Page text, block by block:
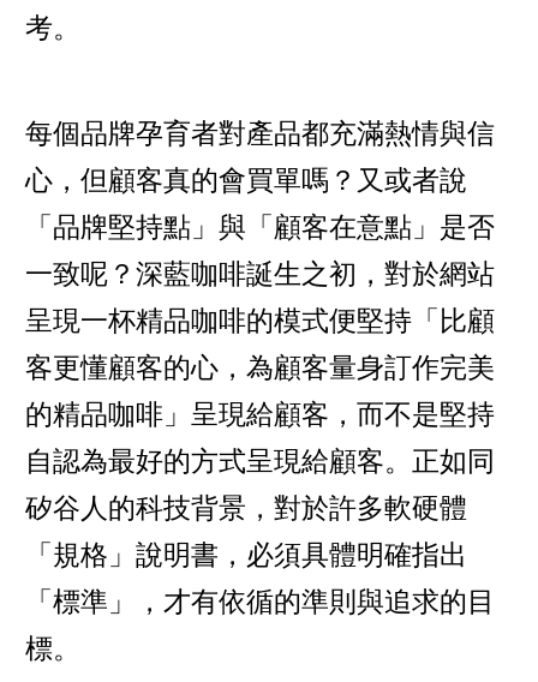
考。
每個品牌孕育者對產品都充滿熱情與信
心，但顧客真的會買單嗎？又或者說
「品牌堅持點」與「顧客在意點」是否
一致呢？深藍咖啡誕生之初，對於網站
呈現一杯精品咖啡的模式便堅持「比顧
客更懂顧客的心，為顧客量身訂作完美
的精品咖啡」呈現給顧客，而不是堅持
自認為最好的方式呈現給顧客。正如同
矽谷人的科技背景，對於許多軟硬體
「規格」說明書，必須具體明確指出
「標準」，才有依循的準則與追求的目
標。